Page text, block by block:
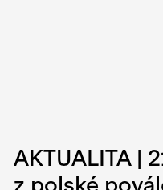
AKTUALITA |
z polské